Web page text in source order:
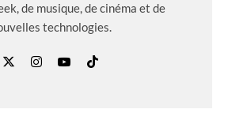
de musique, de cinéma et de
technologies.